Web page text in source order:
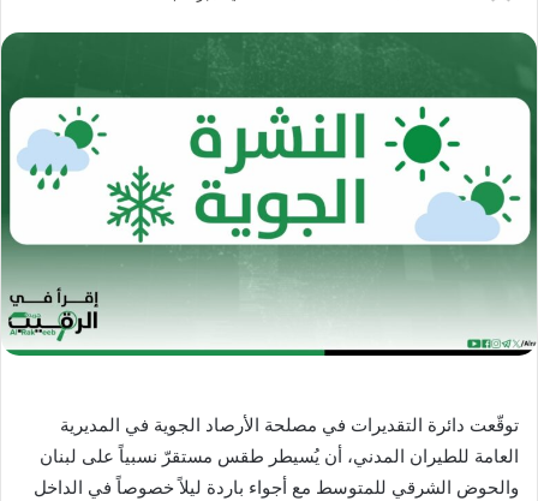
إلكترونيا
توقّعت دائرة التقديرات في مصلحة الأرصاد الجوية في المديرية
العامة للطيران المدني، أن يُسيطر طقس مستقرّ نسبياً على لبنان
والحوض الشرقي للمتوسط مع أجواء باردة ليلاً خصوصاً في الداخل